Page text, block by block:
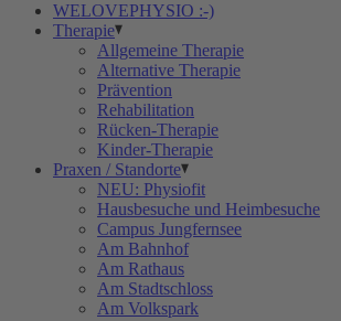
WELOVEPHYSIO :-)
Therapie
Allgemeine Therapie
Alternative Therapie
Prävention
Rehabilitation
Rücken-Therapie
Kinder-Therapie
Praxen / Standorte
NEU: Physiofit
Hausbesuche und Heimbesuche
Campus Jungfernsee
Am Bahnhof
Am Rathaus
Am Stadtschloss
Am Volkspark